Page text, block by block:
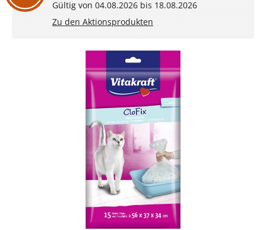
Gültig von 04.08.2026 bis 18.08.2026
Zu den Aktionsprodukten